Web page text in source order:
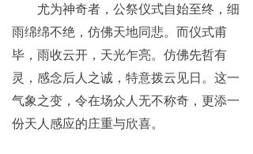
尤为神奇者，公祭仪式自始至终，细
雨绵绵不绝，仿佛天地同悲。而仪式甫
毕，雨收云开，天光乍亮。仿佛先哲有
灵，感念后人之诚，特意拨云见日。这一
气象之变，令在场众人无不称奇，更添一
份天人感应的庄重与欣喜。